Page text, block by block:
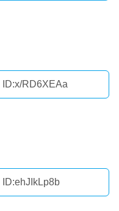
ID:x/RD6XEAa
ID:ehJIkLp8b